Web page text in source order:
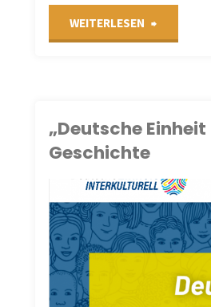
WEITERLESEN
e.V.
sich
vor"
„Deutsche
Geschichte
LERNORTE /
MEDIA/